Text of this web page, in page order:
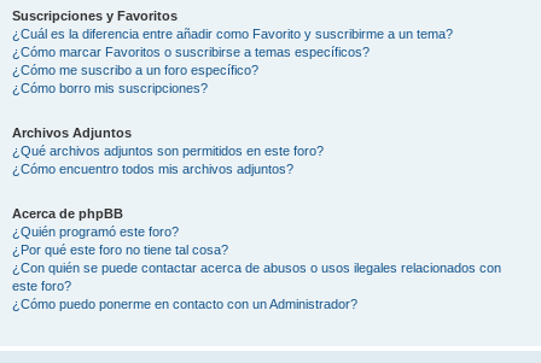
Suscripciones y Favoritos
¿Cuál es la diferencia entre añadir como Favorito y suscribirme a un tema?
¿Cómo marcar Favoritos o suscribirse a temas específicos?
¿Cómo me suscribo a un foro específico?
¿Cómo borro mis suscripciones?
Archivos Adjuntos
¿Qué archivos adjuntos son permitidos en este foro?
¿Cómo encuentro todos mis archivos adjuntos?
Acerca de phpBB
¿Quién programó este foro?
¿Por qué este foro no tiene tal cosa?
¿Con quién se puede contactar acerca de abusos o usos ilegales relacionados con
este foro?
¿Cómo puedo ponerme en contacto con un Administrador?